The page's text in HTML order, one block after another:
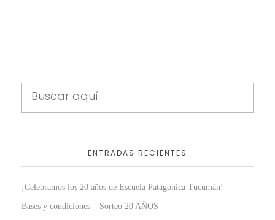
ENTRADAS RECIENTES
¡Celebramos los 20 años de Escuela Patagónica Tucumán!
Bases y condiciones – Sorteo 20 AÑOS